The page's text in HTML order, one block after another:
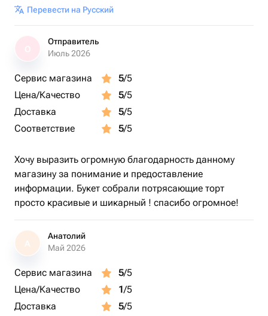
Перевести на Русский
Отправитель
Июль 2026
Сервис магазина 5/5
Цена/Качество
5/5
Доставка
5/5
Соответствие
5/5
Хочу выразить огромную благодарность данному
магазину за понимание и предоставление
информации. Букет собрали потрясающие торт
просто красивые и шикарный ! спасибо огромное!
А
Анатолий
Май 2026
Сервис магазина 5/5
Цена/Качество
1/5
Доставка
5/5